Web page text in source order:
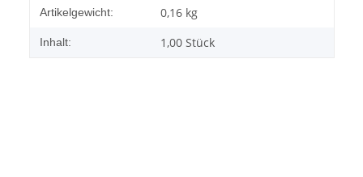
Produkteigenschaft
Wert
Artikelgewicht: 0,16 kg
Inhalt: 1,00 Stück